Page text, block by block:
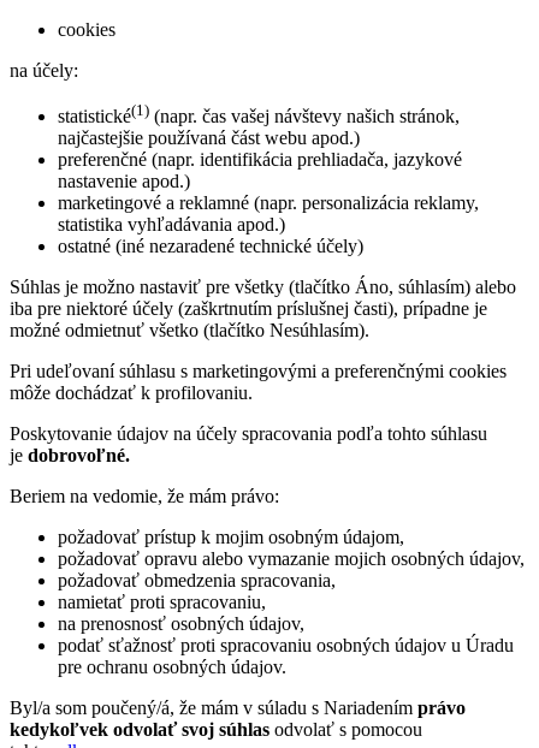
cookies
na účely:
statistické(1) (napr. čas vašej návštevy našich stránok,
najčastejšie používaná část webu apod.)
preferenčné (napr. identifikácia prehliadača, jazykové
nastavenie apod.)
marketingové a reklamné (napr. personalizácia reklamy,
statistika vyhľadávania apod.)
ostatné (iné nezaradené technické účely)
Súhlas je možno nastaviť pre všetky (tlačítko Áno, súhlasím) alebo
iba pre niektoré účely (zaškrtnutím príslušnej časti), prípadne je
možné odmietnuť všetko (tlačítko Nesúhlasím).
Pri udeľovaní súhlasu s marketingovými a preferenčnými cookies
môže dochádzať k profilovaniu.
Poskytovanie údajov na účely spracovania podľa tohto súhlasu
je dobrovoľné.
Beriem na vedomie, že mám právo:
požadovať prístup k mojim osobným údajom,
požadovať opravu alebo vymazanie mojich osobných údajov,
požadovať obmedzenia spracovania,
namietať proti spracovaniu,
na prenosnosť osobných údajov,
podať sťažnosť proti spracovaniu osobných údajov u Úradu
pre ochranu osobných údajov.
Byl/a som poučený/á, že mám v súladu s Nariadením právo
kedykoľvek odvolať svoj súhlas odvolať s pomocou